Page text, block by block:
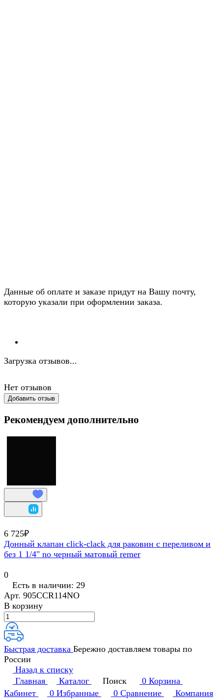
Данные об оплате и заказе придут на Вашу почту,
которую указали при оформлении заказа.
Загрузка отзывов...
Нет отзывов
Добавить отзыв
Рекомендуем дополнительно
6 725₽
Донный клапан click-clack для раковин с переливом и
без 1 1/4" no черный матовый remer
0
Есть в наличии: 29
Арт. 905CCR114NO
В корзину
Быстрая доставка Бережно доставляем товары по
России
Назад к списку
Главная
Каталог Поиск 0 Корзина
Кабинет
0 Избранные 0 Сравнение
Компания